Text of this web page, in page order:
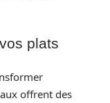
plats
offrent des